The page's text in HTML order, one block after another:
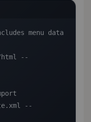
menu data
html --
--